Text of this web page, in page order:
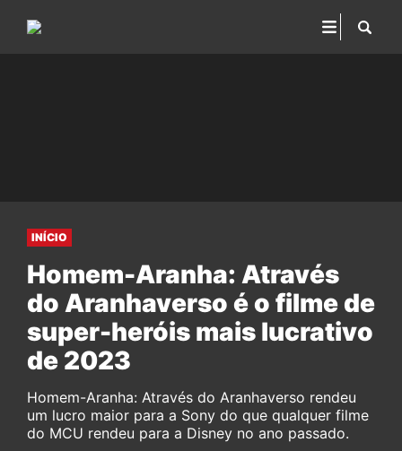
INÍCIO
Homem-Aranha: Através
do Aranhaverso é o filme de
super-heróis mais lucrativo
de 2023
Homem-Aranha: Através do Aranhaverso rendeu
um lucro maior para a Sony do que qualquer filme
do MCU rendeu para a Disney no ano passado.